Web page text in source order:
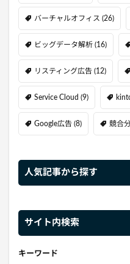
バーチャルオフィス (26)
ビッグデータ解析 (16)
リスティング広告 (12)
Service Cloud (9)
Google広告 (8) 競合
人気記事から探す
サイト内検索
キーワード